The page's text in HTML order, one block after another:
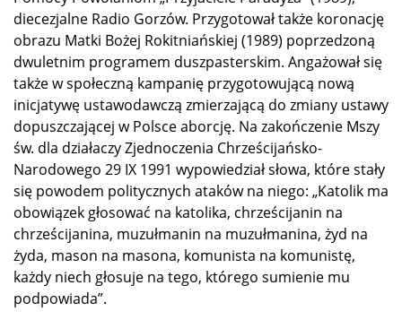
diecezjalne Radio Gorzów. Przygotował także koronację
obrazu Matki Bożej Rokitniańskiej (1989) poprzedzoną
dwuletnim programem duszpasterskim. Angażował się
także w społeczną kampanię przygotowującą nową
inicjatywę ustawodawczą zmierzającą do zmiany ustawy
dopuszczającej w Polsce aborcję. Na zakończenie Mszy
św. dla działaczy Zjednoczenia Chrześcijańsko-
Narodowego 29 IX 1991 wypowiedział słowa, które stały
się powodem politycznych ataków na niego: „Katolik ma
obowiązek głosować na katolika, chrześcijanin na
chrześcijanina, muzułmanin na muzułmanina, żyd na
żyda, mason na masona, komunista na komunistę,
każdy niech głosuje na tego, którego sumienie mu
podpowiada”.